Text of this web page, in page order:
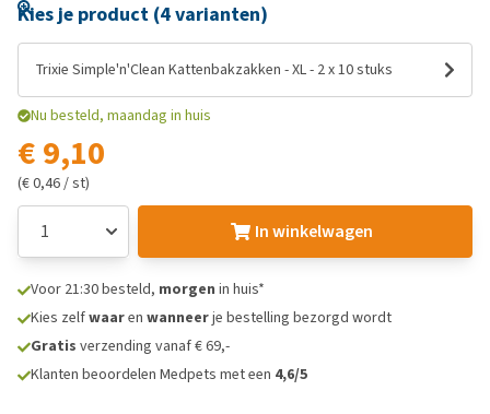
Kies je product (4 varianten)
Trixie Simple'n'Clean Kattenbakzakken - XL - 2 x 10 stuks
Nu besteld, maandag in huis
€ 9,10
(€ 0,46 / st)
In winkelwagen
Voor 21:30 besteld, morgen in huis*
Kies zelfwaaren wanneerje bestelling bezorgd wordt
Gratis verzending vanaf € 69,-
Klanten beoordelen Medpets met een 4,6/5